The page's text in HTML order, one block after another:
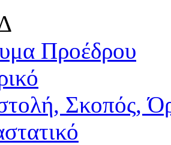
Προέδρου
Σκοπός,